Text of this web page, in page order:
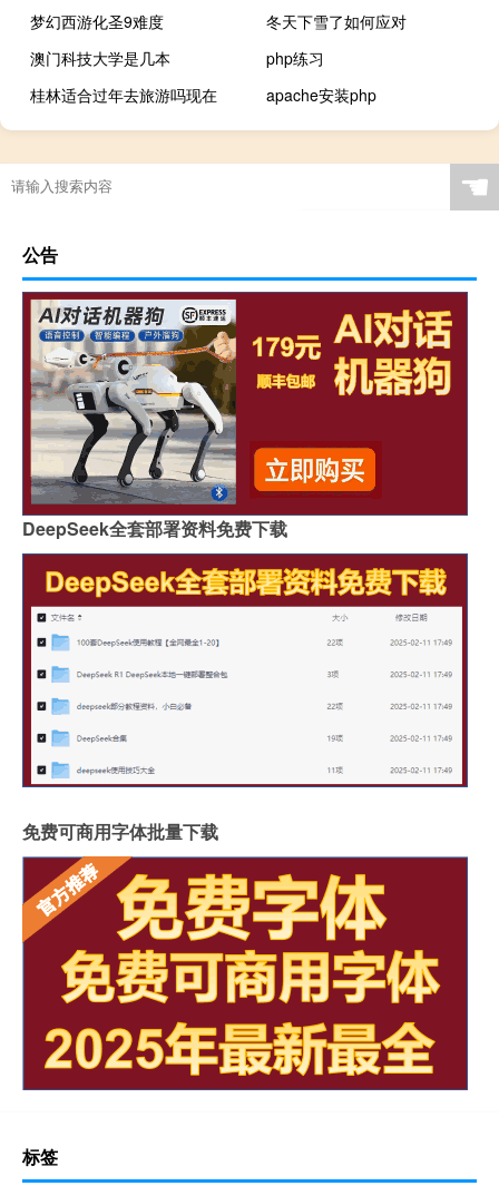
梦幻西游化圣9难度
冬天下雪了如何应对
澳门科技大学是几本
php练习
桂林适合过年去旅游吗现在
apache安装php
☚
公告
DeepSeek全套部署资料免费下载
免费可商用字体批量下载
标签